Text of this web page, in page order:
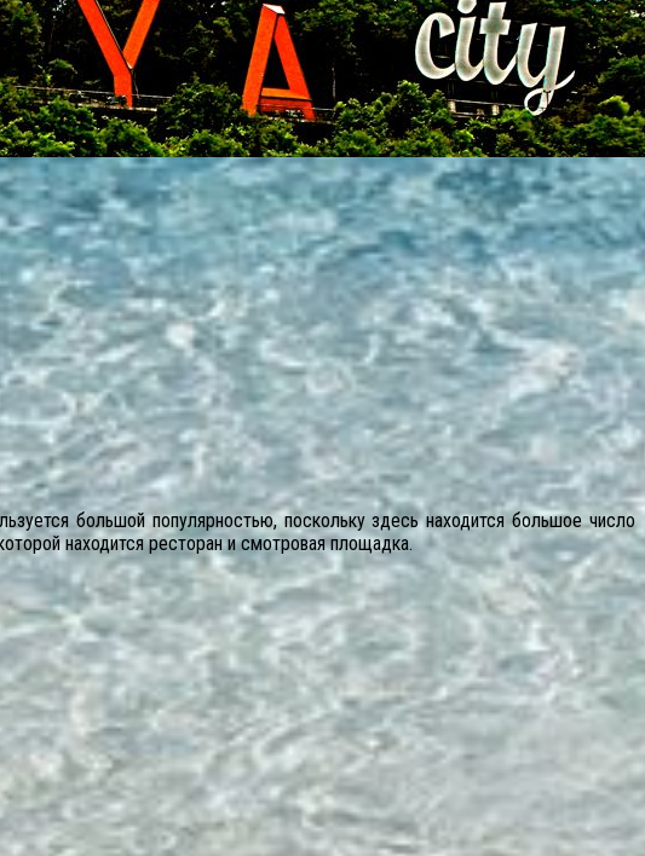
большой популярностью, поскольку здесь находится большое число
находится ресторан и смотровая площадка.